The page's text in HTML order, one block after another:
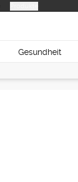
Gesundheit